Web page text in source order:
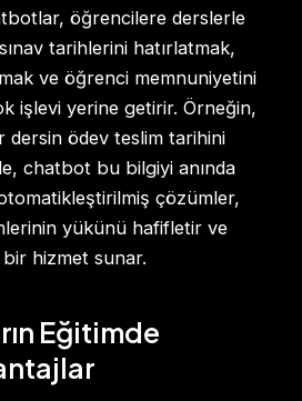
öğrencilere derslerle
tarihlerini hatırlatmak,
ve öğrenci memnuniyetini
işlevi yerine getirir. Örneğin,
ödev teslim tarihini
chatbot bu bilgiyi anında
çözümler,
yükünü hafifletir ve
hizmet sunar.
Eğitimde